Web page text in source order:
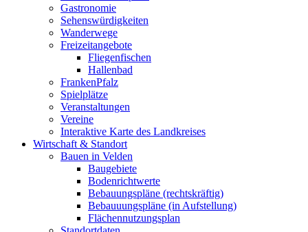
Gastronomie
Sehenswürdigkeiten
Wanderwege
Freizeitangebote
Fliegenfischen
Hallenbad
FrankenPfalz
Spielplätze
Veranstaltungen
Vereine
Interaktive Karte des Landkreises
Wirtschaft & Standort
Bauen in Velden
Baugebiete
Bodenrichtwerte
Bebauungspläne (rechtskräftig)
Bebauuungspläne (in Aufstellung)
Flächennutzungsplan